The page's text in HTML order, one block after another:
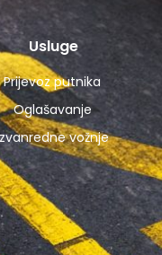
Usluge
Prijevoz putnika
Oglašavanje
vožnje